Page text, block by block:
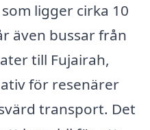
ligger cirka 10
även bussar från
till Fujairah,
för resenärer
transport. Det